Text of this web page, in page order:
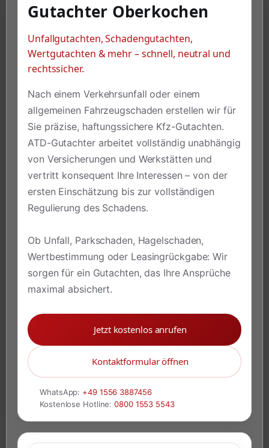
Gutachter Oberkochen
Unfallgutachten, Schadengutachten,
Wertgutachten & mehr – schnell, neutral und
rechtssicher.
Nach einem Verkehrsunfall oder einem
allgemeinen Fahrzeugschaden erstellen wir für
Sie präzise, haftungssichere Kfz-Gutachten.
ATD-Gutachter arbeitet vollständig unabhängig
von Versicherungen und Werkstätten und
vertritt konsequent Ihre Interessen – von der
ersten Einschätzung bis zur vollständigen
Regulierung des Schadens.
Ob Unfall, Parkschaden, Hagelschaden,
Wertbestimmung oder Leasingrückgabe: Wir
sorgen für ein Gutachten, das Ihre Ansprüche
maximal absichert.
Jetzt kostenlos anrufen
Kontaktformular öffnen
WhatsApp: +49 1556 3887456
Kostenlose Hotline:0800 1553 5543